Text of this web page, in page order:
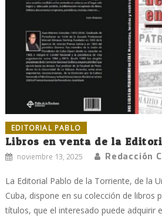
EDITORIAL PABLO
Libros en venta de la
noviembre 13, 2025 Redacción
La Editorial Pablo de la Torriente, de la
Cuba, dispone en su colección de libros
títulos, que el interesado puede adquirir